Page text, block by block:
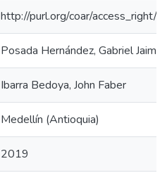
http://purl.org/coar/access_right/
Posada Hernández, Gabriel Jaime
Ibarra Bedoya, John Faber
Medellín (Antioquia)
2019